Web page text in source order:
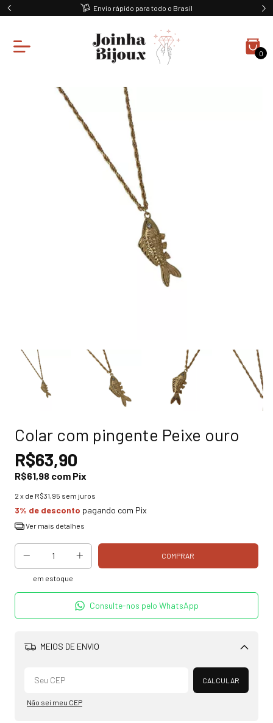
Envio rápido para todo o Brasil
0
Colar com pingente Peixe ouro
R$63,90
R$61,98 com Pix
2 x de R$31,95 sem juros
3% de desconto pagando com Pix
Ver mais detalhes
em estoque
Consulte-nos pelo WhatsApp
MEIOS DE ENVIO
Alterar CEP
CALCULAR
Não sei meu CEP